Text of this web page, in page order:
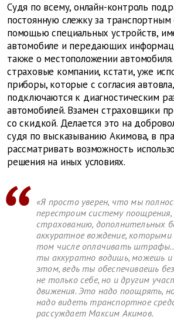
Судя по всему, онлайн-контроль
постоянную слежку за
помощью специальных устройств,
автомобиле и передающих
также о местоположении
страховые компании, кстати, уже
приборы, которые с согласия
подключаются к диагностическим
автомобилей. Взамен страховщики
со скидкой. Делается это на
судя по высказыванию Акимова, в
рассматривать возможность
решения на иных условиях.
«Я просто уверен, что мы
перестроим систему поощрения,
страхованию, дополнительных
аккуратное вождение,
том числе оплачивать
ты аккуратно водишь, можешь
этом, ведь ты обеспечиваешь
не только себе, но и другим
движения. Это надо поощрять,
надо видеть транспортное
рассуждает Максим Акимов.